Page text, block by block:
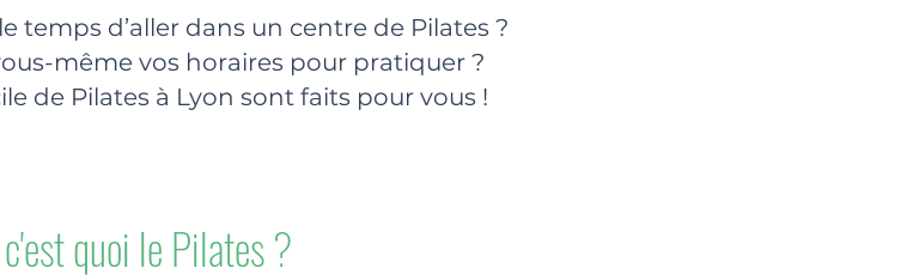
temps d’aller dans un centre de Pilates ?
même vos horaires pour pratiquer ?
de Pilates à Lyon sont faits pour vous !
quoi le Pilates ?